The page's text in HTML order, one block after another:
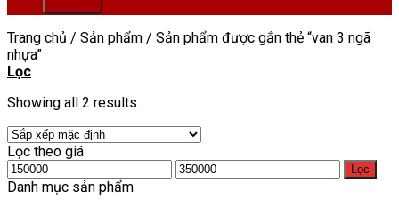
Trang chủ / Sản phẩm / Sản phẩm được gắn thẻ “van 3 ngã
nhựa”
Lọc
Showing all 2 results
Lọc theo giá
Giá
tối
Giá
tối
Lọc
Danh mục sản phẩm